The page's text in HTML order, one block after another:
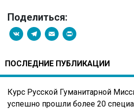
Поделиться:
VK Telegram
Email
ПОСЛЕДНИЕ ПУБЛИКАЦИИ
Курс Русской Гуманитарной
успешно прошли более 20